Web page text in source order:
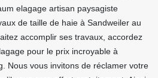
elagage artisan paysagiste
de taille de haie à Sandweiler au
accomplir ses travaux, accordez
pour le prix incroyable à
Nous vous invitons de réclamer votre